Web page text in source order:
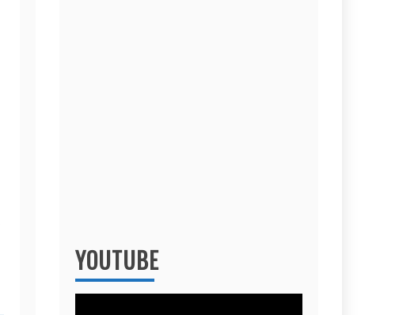
YOUTUBE